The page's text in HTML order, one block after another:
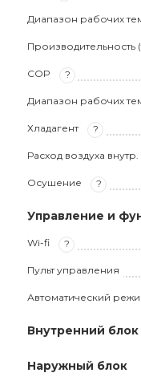
Диапазон рабочих
Производительность
COP ?
Диапазон рабочих
Хладагент ?
Расход воздуха
Осушение ?
Управление и
Wi-fi ?
Пульт управления
Автоматический
Внутренний блок
Наружный блок